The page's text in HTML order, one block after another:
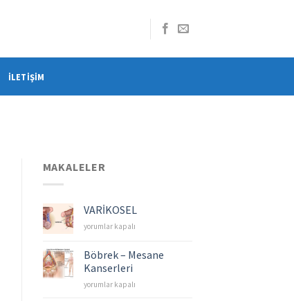
İLETIŞIM
MAKALELER
VARİKOSEL
VARİKOSEL
yorumlar kapalı
Böbrek – Mesane
Kanserleri
Böbrek
yorumlar kapalı